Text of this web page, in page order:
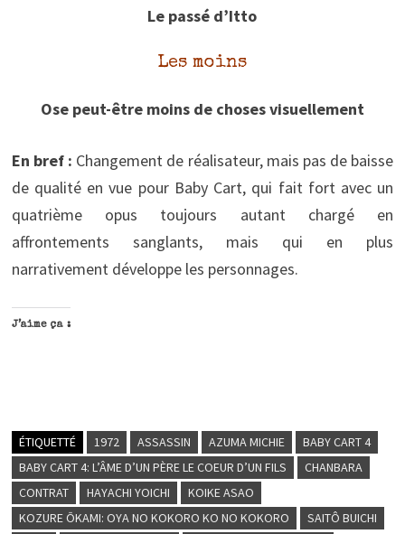
Le passé d’Itto
Les moins
Ose peut-être moins de choses visuellement
En bref : Changement de réalisateur, mais pas de baisse
de qualité en vue pour Baby Cart, qui fait fort avec un
quatrième opus toujours autant chargé en
affrontements sanglants, mais qui en plus
narrativement développe les personnages.
J’aime ça :
ÉTIQUETTÉ 1972 ASSASSIN AZUMA MICHIE
BABY CART 4
BABY CART 4: L’ÂME D’UN PÈRE LE COEUR D’UN FILS
CHANBARA
CONTRAT
HAYACHI YOICHI
KOIKE ASAO
KOZURE ŌKAMI: OYA NO KOKORO KO NO KOKORO
SAITÔ BUICHI